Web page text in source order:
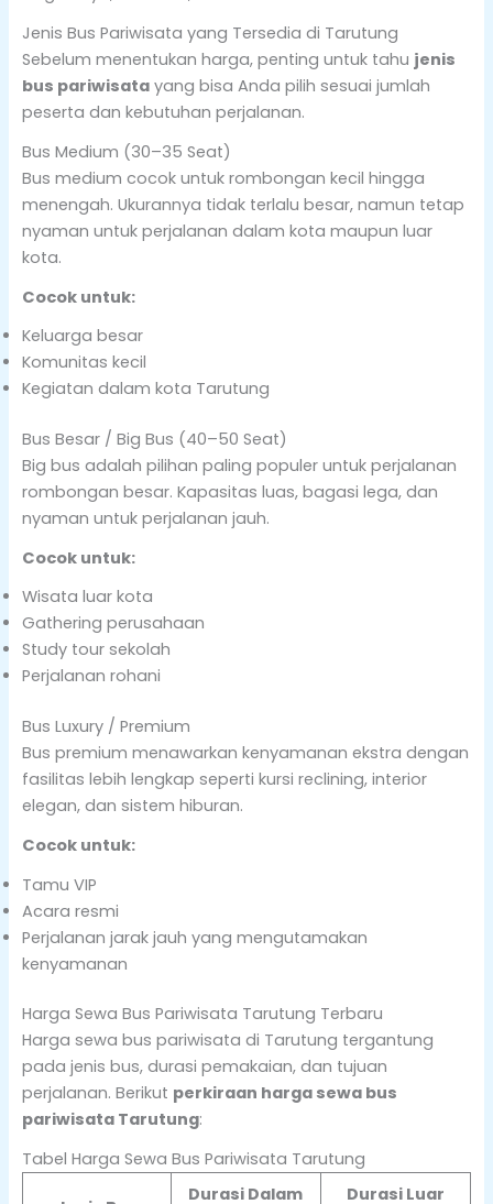
Jenis Bus Pariwisata yang Tersedia di Tarutung
Sebelum menentukan harga, penting untuk tahu jenis
bus pariwisatayang bisa Anda pilih sesuai jumlah
peserta dan kebutuhan perjalanan.
Bus Medium (30–35 Seat)
Bus medium cocok untuk rombongan kecil hingga
menengah. Ukurannya tidak terlalu besar, namun tetap
nyaman untuk perjalanan dalam kota maupun luar
kota.
Cocok untuk:
Keluarga besar
Komunitas kecil
Kegiatan dalam kota Tarutung
Bus Besar / Big Bus (40–50 Seat)
Big bus adalah pilihan paling populer untuk perjalanan
rombongan besar. Kapasitas luas, bagasi lega, dan
nyaman untuk perjalanan jauh.
Cocok untuk:
Wisata luar kota
Gathering perusahaan
Study tour sekolah
Perjalanan rohani
Bus Luxury / Premium
Bus premium menawarkan kenyamanan ekstra dengan
fasilitas lebih lengkap seperti kursi reclining, interior
elegan, dan sistem hiburan.
Cocok untuk:
Tamu VIP
Acara resmi
Perjalanan jarak jauh yang mengutamakan
kenyamanan
Harga Sewa Bus Pariwisata Tarutung Terbaru
Harga sewa bus pariwisata di Tarutung tergantung
pada jenis bus, durasi pemakaian, dan tujuan
perjalanan. Berikut perkiraan harga sewa bus
pariwisata Tarutung:
Tabel Harga Sewa Bus Pariwisata Tarutung
Durasi Dalam Durasi Luar